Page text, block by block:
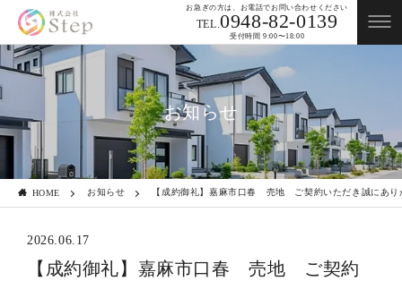
お急ぎの方は、お電話でお問い合わせください
TEL.0948-82-0139
受付時間 9:00〜18:00
お知らせ
HOME お知らせ 【成約御礼】嘉麻市口春 売地 ご契約いただき誠にあり
2026.06.17
【成約御礼】嘉麻市口春 売地 ご契約